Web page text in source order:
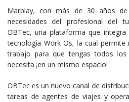
Marplay, con más de 30 años de
necesidades del profesional del
OBTec, una plataforma que
tecnología Work Os, la cual
trabajo para que tengas todos
necesita ¡en un mismo espacio!
OBTec es un nuevo canal de
tareas de agentes de viajes y